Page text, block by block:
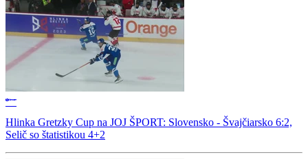
Hlinka Gretzky Cup na JOJ ŠPORT: Slovensko - Švajčiarsko 6:2,
Selič so štatistikou 4+2